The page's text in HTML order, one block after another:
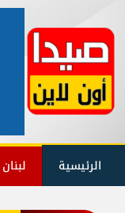
الرئيسية لبنان